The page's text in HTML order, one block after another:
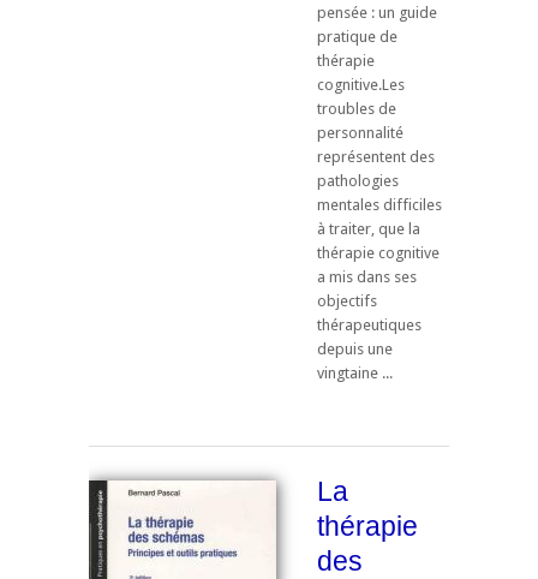
pensée : un guide
pratique de
thérapie
cognitive.Les
troubles de
personnalité
représentent des
pathologies
mentales difficiles
à traiter, que la
thérapie cognitive
a mis dans ses
objectifs
thérapeutiques
depuis une
vingtaine ...
La
thérapie
des